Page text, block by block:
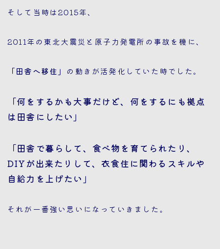
そして当時は2015年、
2011年の東北大震災と原子力発電所の事故を機に、
「田舎へ移住」 の動きが活発化していた時でした。
「何をするかも大事だけど、何をするにも拠点
は田舎にしたい」
「田舎で暮らして、食べ物を育てられたり、
DIYが出来たりして、衣食住に関わるスキルや
自給力を上げたい」
それが一番強い思いになっていきました。